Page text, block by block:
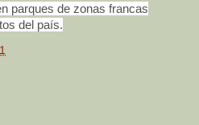
parques de zonas francas
del país.